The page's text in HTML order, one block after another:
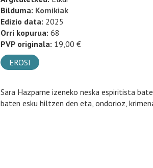
Bilduma: Komikiak
Edizio data: 2025
Orri kopurua: 68
PVP originala: 19,00 €
EROSI
Sara Hazparne izeneko neska espiritista
baten esku hiltzen den eta, ondorioz,